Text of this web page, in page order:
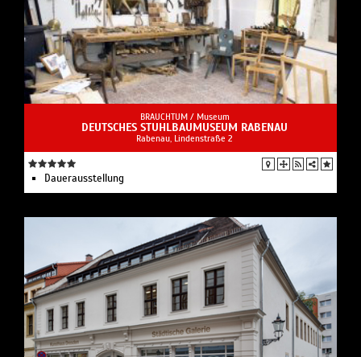
BRAUCHTUM / Museum
DEUTSCHES STUHLBAUMUSEUM RABENAU
Rabenau, Lindenstraße 2
Dauerausstellung